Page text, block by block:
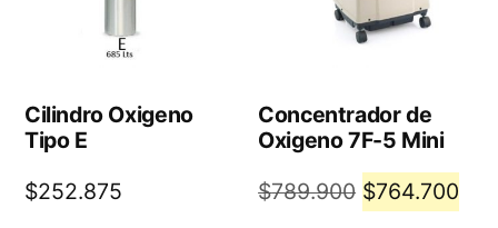
Cilindro Oxigeno
Tipo E
$252.875
Concentrador de
Oxigeno 7F-5 Mini
$789.900 El
$764.700